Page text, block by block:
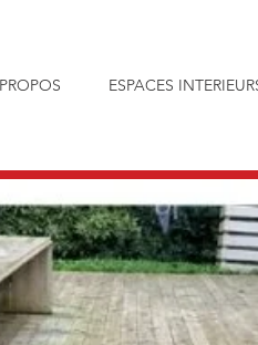
ESPACES